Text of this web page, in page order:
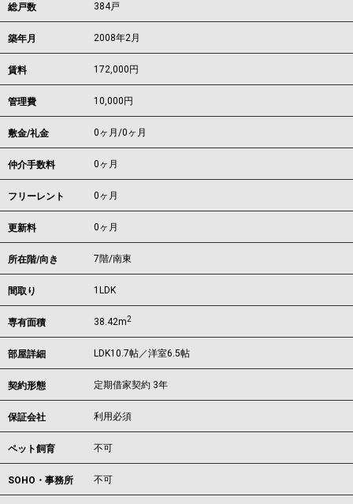
総戸数 384戸
築年月 2008年2月
賃料 172,000 円
管理費 10,000円
敷金/礼金 0ヶ月/0ヶ月
仲介手数料 0ヶ月
フリーレント 0ヶ月
更新料 0ヶ月
所在階/向き 7階/南東
間取り 1LDK
専有面積 38.42m2
部屋詳細 LDK10.7帖／洋室6.5帖
契約形態 定期借家契約 3年
保証会社 利用必須
ペット飼育 不可
SOHO・事務所 不可